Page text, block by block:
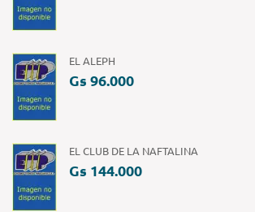
EL ALEPH
Gs 96.000
EL CLUB DE LA NAFTALINA
Gs 144.000